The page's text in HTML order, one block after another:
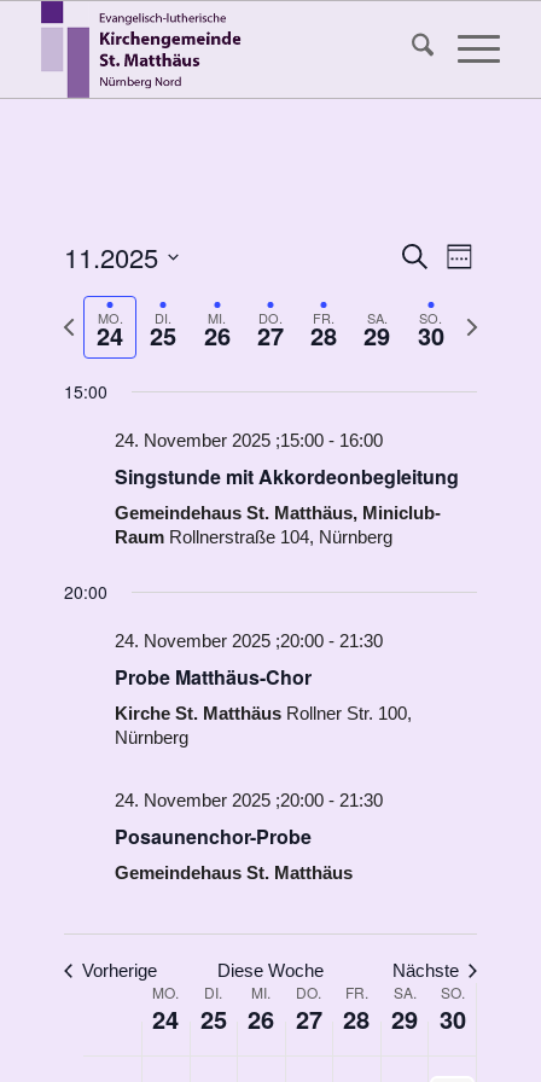
und
Suche
Woche
11.2025
auswählen.
Vorherige
Woche
MO.
24 DI.
25 MI.
26 DO.
27 FR.
28 SA.
29 SO.
30
Nächste
15:00
24. November 2025 ;15:00 - 16:00
Singstunde mit Akkordeonbegleitung
Gemeindehaus St. Matthäus, Miniclub-
Raum Rollnerstraße 104, Nürnberg
20:00
24. November 2025 ;20:00 - 21:30
Probe Matthäus-Chor
Kirche St. Matthäus Rollner Str. 100,
Nürnberg
24. November 2025 ;20:00 - 21:30
Posaunenchor-Probe
Gemeindehaus St. Matthäus
Vorherige Diese Woche Nächste
Woche
MO.
24
DI.
25
MI.
26
DO.
27
FR.
28
SA.
29
SO.
30
01:00
02:00
06:00
07:00
Montag,
24,
Dienstag,
25,
Mittwoch,
26,
Donnerstag,
27,
Freitag,
28,
Samstag,
29,
Keine
an
Tag.
30,